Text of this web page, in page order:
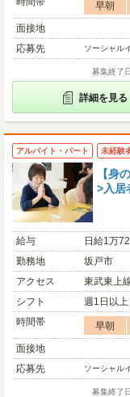
早朝
面接地
応募先
ソーシャル
募集終了
詳細を見る
アルバイト・パート 未経験
【身
>入居
給与
日給1万
勤務地
坂戸市
アクセス
東武東上
シフト
週1日以
時間帯
早朝
面接地
応募先
ソーシャル
募集終了